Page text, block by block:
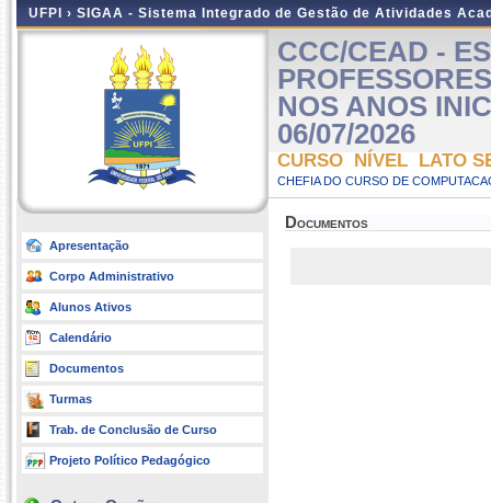
UFPI › SIGAA - Sistema Integrado de Gestão de Atividades
Apresentação
Corpo Administrativo
Alunos Ativos
Calendário
Documentos
Turmas
Trab. de Conclusão de Curso
Projeto Político Pedagógico
CCC/CEAD -
NOS ANOS
06/07/2026
CURSO NÍVEL LATO
CHEFIA DO CURSO DE
Documentos